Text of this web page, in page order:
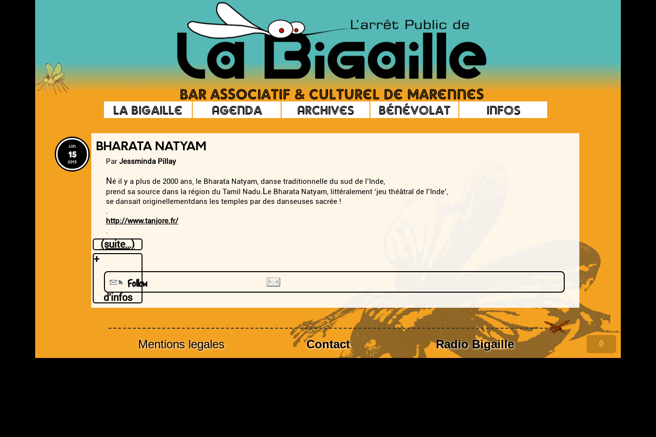
La Bigaille Agenda Archives Bénévolat Infos
lun
15
2013
0
BHARATA NATYAM
Par Jessminda Pillay
Né il y a plus de 2000 ans, le Bharata Natyam, danse traditionnelle du sud de l’Inde,
prend sa source dans la région du Tamil Nadu.Le Bharata Natyam, littéralement ‘jeu théâtral de l’Inde’,
se dansait originellementdans les temples par des danseuses sacrée !
.
http://www.tanjore.fr/
.
(suite…)
Follow
+
d'infos
Mentions legales Contact Radio Bigaille